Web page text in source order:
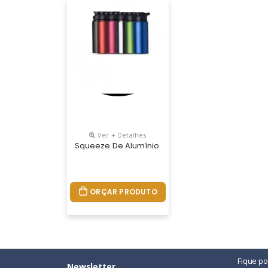
Ver + Detalhes
Squeeze De Alumínio Com Tampa Plástica De
ORÇAR PRODUTO
Fique